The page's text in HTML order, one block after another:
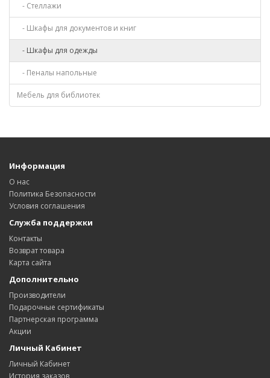
- Стеллажи
- Шкафы для документов и книг
- Шкафы для одежды
- Пеналы напольные
Мебель для библиотек
Информация
О нас
Политика Безопасности
Условия соглашения
Служба поддержки
Контакты
Возврат товара
Карта сайта
Дополнительно
Производители
Подарочные сертификаты
Партнерская программа
Акции
Личный Кабинет
Личный Кабинет
История заказов